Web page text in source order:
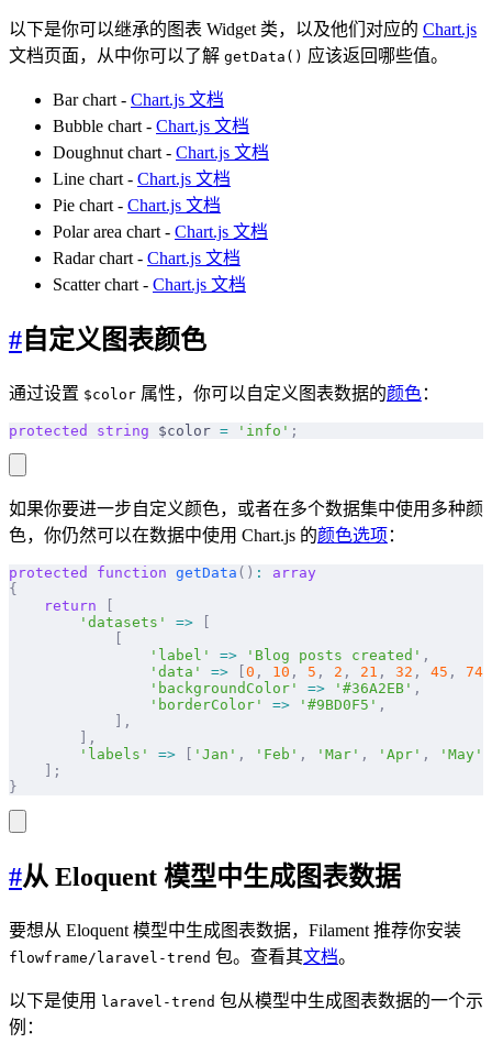
以下是你可以继承的图表 Widget 类，以及他们对应的 Chart.js
文档页面，从中你可以了解 getData() 应该返回哪些值。
Bar chart - Chart.js 文档
Bubble chart - Chart.js 文档
Doughnut chart - Chart.js 文档
Line chart - Chart.js 文档
Pie chart - Chart.js 文档
Polar area chart - Chart.js 文档
Radar chart - Chart.js 文档
Scatter chart - Chart.js 文档
# 自定义图表颜色
通过设置 $color 属性，你可以自定义图表数据的颜色：
protected string $color = 'info' ;
如果你要进一步自定义颜色，或者在多个数据集中使用多种颜
色，你仍然可以在数据中使用 Chart.js 的颜色选项 ：
protected function getData () :
array
{
    return
        'datasets'
=>
                'label'
=> 'Blog posts created' ,
                'data'
=> 0 , 10 , 5 , 2 , 21 , 32 , 45 , 74
                'backgroundColor'
=> '#36A2EB' ,
                'borderColor'
=> '#9BD0F5' ,
            ],
        ],
        'labels'
=> 'Jan' , 'Feb' , 'Mar' , 'Apr' , 'May'
    ];
}
#从 Eloquent 模型中生成图表数据
要想从 Eloquent 模型中生成图表数据，Filament 推荐你安装
flowframe/laravel-trend 包。查看其文档。
以下是使用 laravel-trend 包从模型中生成图表数据的一个示
例：